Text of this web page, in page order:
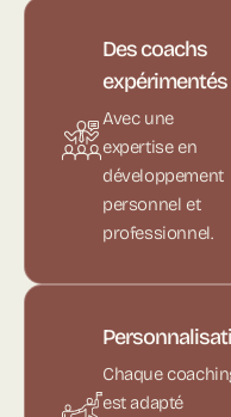
Des coachs
expérimentés
Avec une
expertise en
développement
personnel et
professionnel.
Chaque
est adapté